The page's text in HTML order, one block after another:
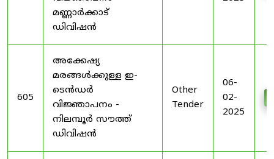
മണ്ണാർക്കാട്
ഡിവിഷൻ
605
അക്കേഷ്യ
മരങ്ങൾക്കുള്ള ഇ-
ടെൻഡർ
വിജ്ഞാപനം -
നിലമ്പൂർ സൗത്ത്
ഡിവിഷൻ
Other
Tender
06-
02-
2025